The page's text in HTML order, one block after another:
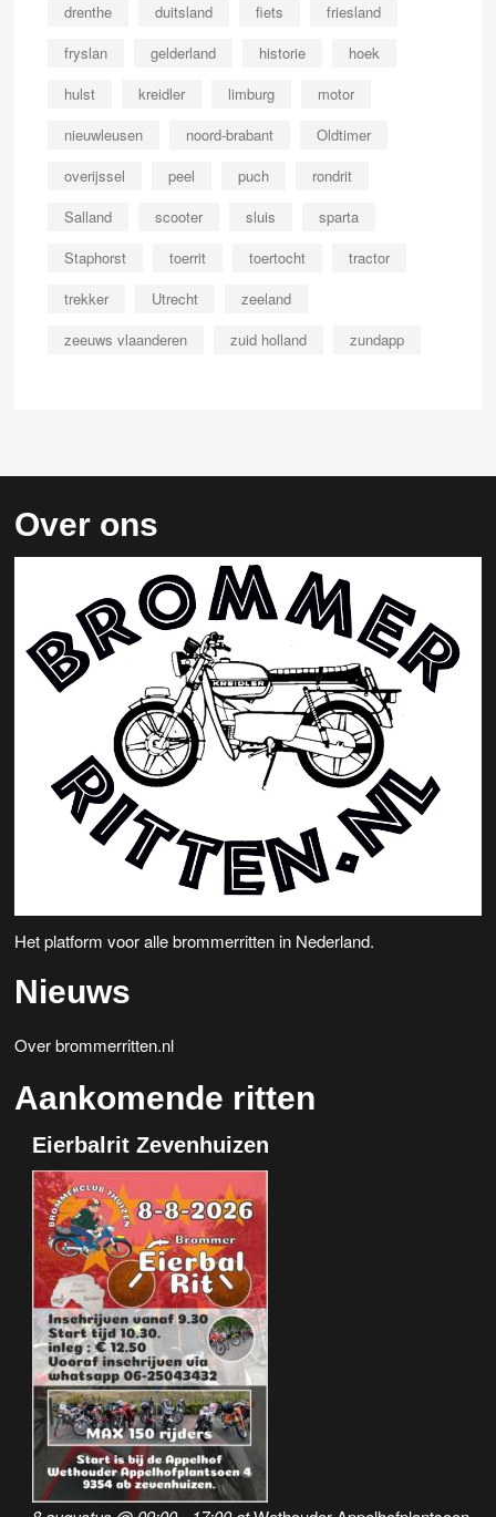
drenthe
duitsland fiets
friesland
fryslan
gelderland historie
hoek
hulst
kreidler limburg
motor
nieuwleusen
noord-brabant
Oldtimer
overijssel
peel puch
rondrit
Salland
scooter sluis
sparta
Staphorst
toerrit toertocht
tractor
trekker
Utrecht
zeeland
zeeuws vlaanderen
zuid holland zundapp
Over ons
Het platform voor alle brommerritten in Nederland.
Nieuws
Over brommerritten.nl
Aankomende ritten
Eierbalrit Zevenhuizen